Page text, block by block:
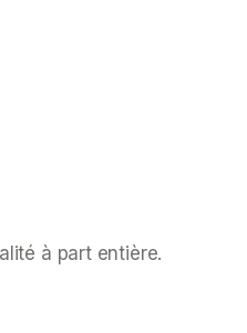
à part entière.